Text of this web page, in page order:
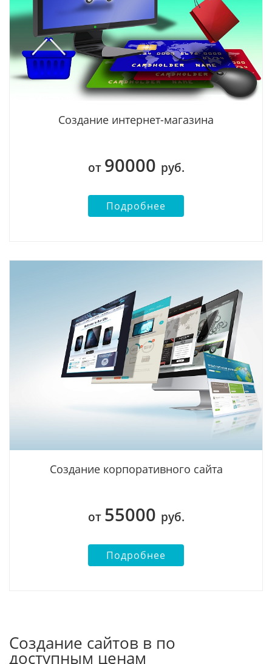
Создание интернет-магазина
от 90000 руб.
Подробнее
Создание корпоративного сайта
от 55000 руб.
Подробнее
Создание сайтов в по
доступным ценам